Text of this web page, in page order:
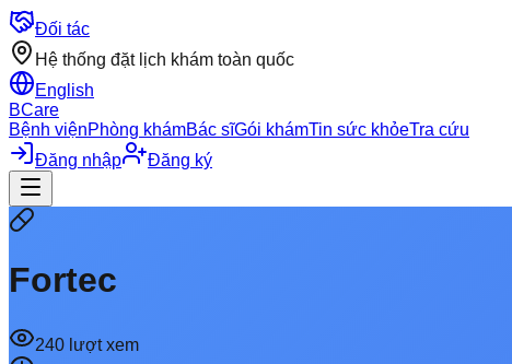
Đối tác
Hệ thống đặt lịch khám toàn quốc
English
BCare
Bệnh việnPhòng khámBác sĩGói khámTin sức khỏeTra cứu
Đăng nhập
Đăng ký
Fortec
240 lượt xem